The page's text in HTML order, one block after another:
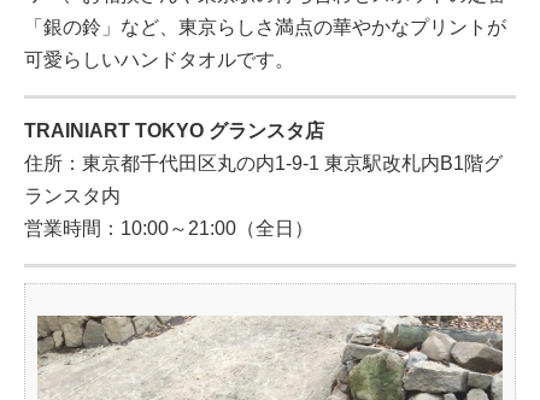
「銀の鈴」など、東京らしさ満点の華やかなプリントが
可愛らしいハンドタオルです。
TRAINIART TOKYO グランスタ店
住所：東京都千代田区丸の内1-9-1 東京駅改札内B1階グ
ランスタ内
営業時間：10:00～21:00（全日）